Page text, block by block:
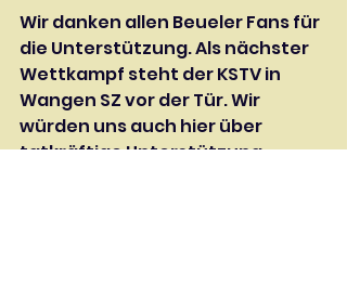
Wir danken allen Beueler Fans für
die Unterstützung. Als nächster
Wettkampf steht der KSTV in
Wangen SZ vor der Tür. Wir
würden uns auch hier über
tatkräftige Unterstützung